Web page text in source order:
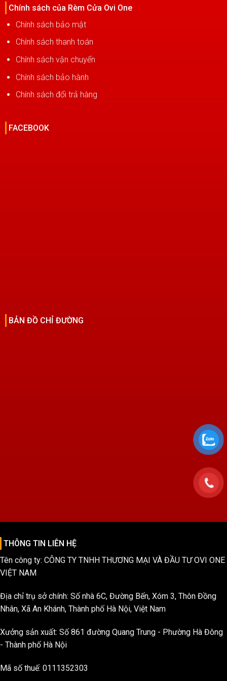
Chính sách của Rèm Cửa Ovi One
Chính sách bảo mật
Chính sách thanh toán
Chính sách vận chuyển
Chính sách bảo hành
Chính sách đổi trả hàng
FACEBOOK
BẢN ĐỒ CHỈ ĐƯỜNG
THÔNG TIN LIÊN HỆ
Tên công ty: CÔNG TY TNHH THƯƠNG MẠI VÀ ĐẦU TƯ OVI ONE
VIỆT NAM
Địa chỉ trụ sở chính: Số nhà 6C, Đường Bến, Xóm 3, Thôn Đồng
Nhân, Xã An Khánh, Thành phố Hà Nội, Việt Nam
Xưởng sản xuất: Số 861 đường Quang Trung - Phường Hà Đông
- Thành phố Hà Nội
Mã số thuế: 0111352303